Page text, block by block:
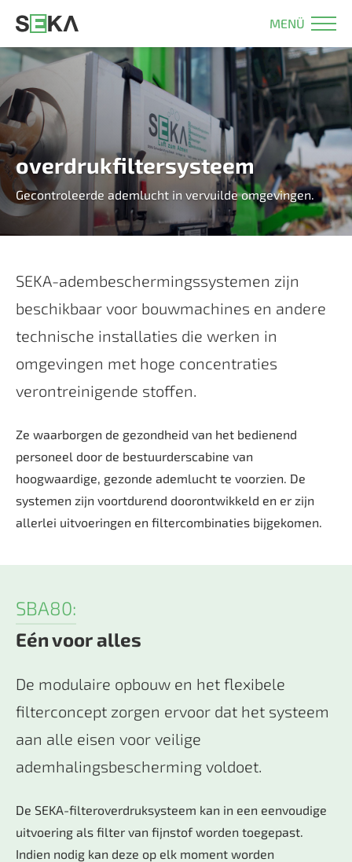
MENÜ
overdrukfiltersysteem
Gecontroleerde ademlucht in vervuilde omgevingen.
SEKA-adembeschermingssystemen zijn
beschikbaar voor bouwmachines en andere
technische installaties die werken in
omgevingen met hoge concentraties
verontreinigende stoffen.
Ze waarborgen de gezondheid van het bedienend
personeel door de bestuurderscabine van
hoogwaardige, gezonde ademlucht te voorzien. De
systemen zijn voortdurend doorontwikkeld en er zijn
allerlei uitvoeringen en filtercombinaties bijgekomen.
SBA80:
Eén voor alles
De modulaire opbouw en het flexibele
filterconcept zorgen ervoor dat het systeem
aan alle eisen voor veilige
ademhalingsbescherming voldoet.
De SEKA-filteroverdruksysteem kan in een eenvoudige
uitvoering als filter van fijnstof worden toegepast.
Indien nodig kan deze op elk moment worden